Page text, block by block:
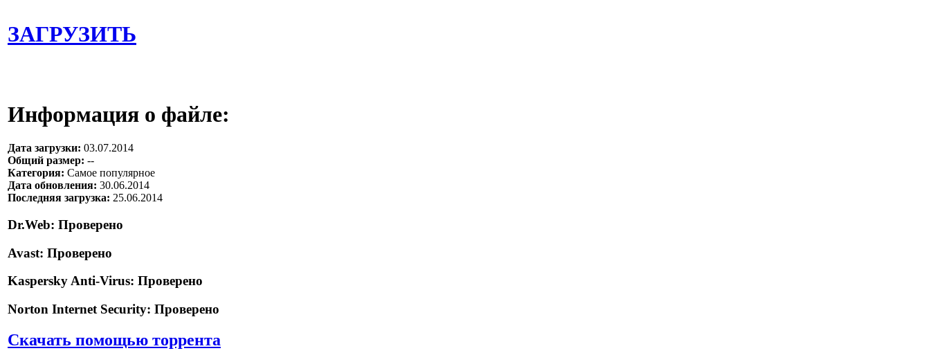
ЗАГРУЗИТЬ
Информация о файле:
Дата загрузки: 03.07.2014
Общий размер: --
Категория: Самое популярное
Дата обновления: 30.06.2014
Последняя загрузка: 25.06.2014
Dr.Web: Проверено
Avast: Проверено
Kaspersky Anti-Virus: Проверено
Norton Internet Security: Проверено
Скачать помощью торрента